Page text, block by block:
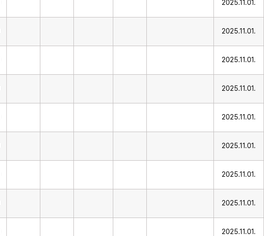
2025.11.01.
2025.11.01.
2025.11.01.
2025.11.01.
2025.11.01.
2025.11.01.
2025.11.01.
2025.11.01.
2025.11.01.